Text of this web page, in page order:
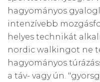
hagyományos
intenzívebb
helyes technikát
nordic walkingot ne
hagyományos
a táv- vagy ún.